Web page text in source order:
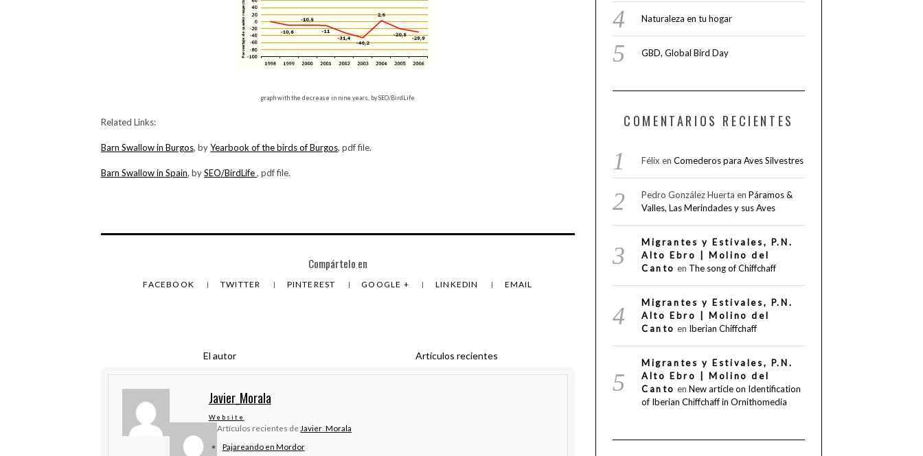
graph with the decrease in nine years, by SEO/BirdLife
Related Links:
Barn Swallow in Burgos, byYearbook of the birds of Burgos, pdf file.
Barn Swallow in Spain, bySEO/BirdLife, pdf file.
Compártelo en
FACEBOOK TWITTER PINTEREST GOOGLE + LINKEDIN EMAIL
El autor Artículos recientes
Javier_Morala
Website
Artículos recientes de Javier_Morala
Pajareando en Mordor
Naturaleza en tu hogar
GBD, Global Bird Day
COMENTARIOS RECIENTES
Félix en Comederos para Aves Silvestres
Pedro González Huerta en Páramos &
Valles, Las Merindades y sus Aves
Migrantes y Estivales, P.N.
Alto Ebro | Molino del
Canto en The song of Chiffchaff
Migrantes y Estivales, P.N.
Alto Ebro | Molino del
Canto en Iberian Chiffchaff
Migrantes y Estivales, P.N.
Alto Ebro | Molino del
Canto en New article on Identification
of Iberian Chiffchaff in Ornithomedia